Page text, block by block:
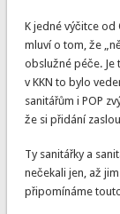
K jedné výčitce od
mluví o tom, že
obslužné péče. Je
v KKN to bylo
sanitářům i POP
že si přidání
Ty sanitářky a
nečekali jen, až
připomínáme